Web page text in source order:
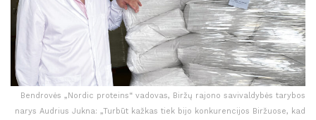
Bendrovės „Nordic proteins“ vadovas, Biržų rajono savivaldybės tarybos
narys Audrius Jukna: „Turbūt kažkas tiek bijo konkurencijos Biržuose, kad